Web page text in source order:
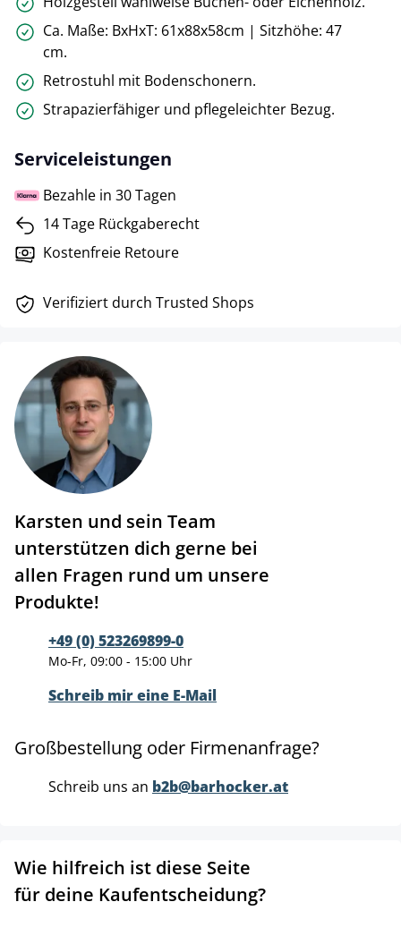
Ca. Maße: BxHxT: 61x88x58cm | Sitzhöhe: 47
cm.
Retrostuhl mit Bodenschonern.
Strapazierfähiger und pflegeleichter Bezug.
Serviceleistungen
Bezahle in 30 Tagen
14 Tage Rückgaberecht
Kostenfreie Retoure
Verifiziert durch Trusted Shops
Karsten und sein Team
unterstützen dich gerne bei
allen Fragen rund um unsere
Produkte!
+49 (0) 523269899-0
Mo-Fr, 09:00 - 15:00 Uhr
Schreib mir eine E-Mail
Großbestellung oder Firmenanfrage?
Schreib uns an b2b@barhocker.at
Wie hilfreich ist diese Seite
für deine Kaufentscheidung?